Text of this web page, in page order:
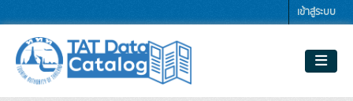
เข้าสู่ระบบ